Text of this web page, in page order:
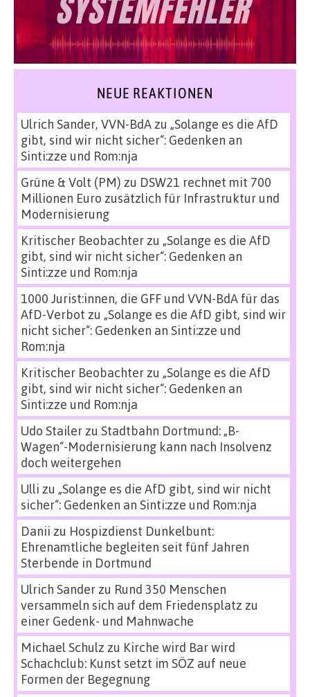
NEUE REAKTIONEN
Ulrich Sander, VVN-BdAzu „Solange es die AfD
gibt, sind wir nicht sicher“: Gedenken an
Sinti:zze und Rom:nja
Grüne & Volt (PM) zu DSW21 rechnet mit 700
Millionen Euro zusätzlich für Infrastruktur und
Modernisierung
Kritischer Beobachterzu „Solange es die AfD
gibt, sind wir nicht sicher“: Gedenken an
Sinti:zze und Rom:nja
1000 Jurist:innen, die GFF und VVN-BdA für das
AfD-Verbot zu „Solange es die AfD gibt, sind wir
nicht sicher“: Gedenken an Sinti:zze und
Rom:nja
Kritischer Beobachterzu „Solange es die AfD
gibt, sind wir nicht sicher“: Gedenken an
Sinti:zze und Rom:nja
Udo Stailerzu Stadtbahn Dortmund: „B-
Wagen“-Modernisierung kann nach Insolvenz
doch weitergehen
Ulli zu „Solange es die AfD gibt, sind wir nicht
sicher“: Gedenken an Sinti:zze und Rom:nja
Danii zu Hospizdienst Dunkelbunt:
Ehrenamtliche begleiten seit fünf Jahren
Sterbende in Dortmund
Ulrich Sanderzu Rund 350 Menschen
versammeln sich auf dem Friedensplatz zu
einer Gedenk- und Mahnwache
Michael Schulz zu Kirche wird Bar wird
Schachclub: Kunst setzt im SÖZ auf neue
Formen der Begegnung